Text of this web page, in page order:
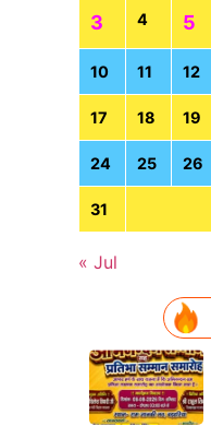
3 4 5
10 11 12
17 18 19
24 25 26
31
« Jul